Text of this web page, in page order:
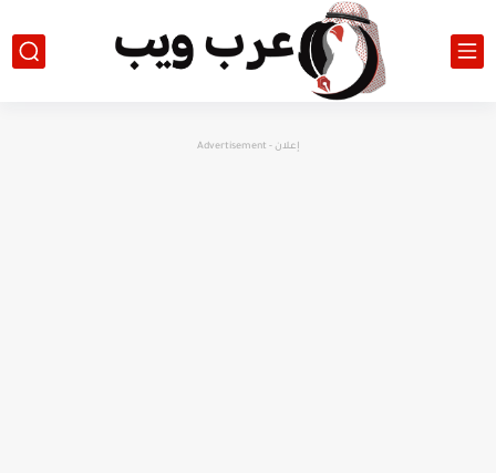
إعلان - Advertisement